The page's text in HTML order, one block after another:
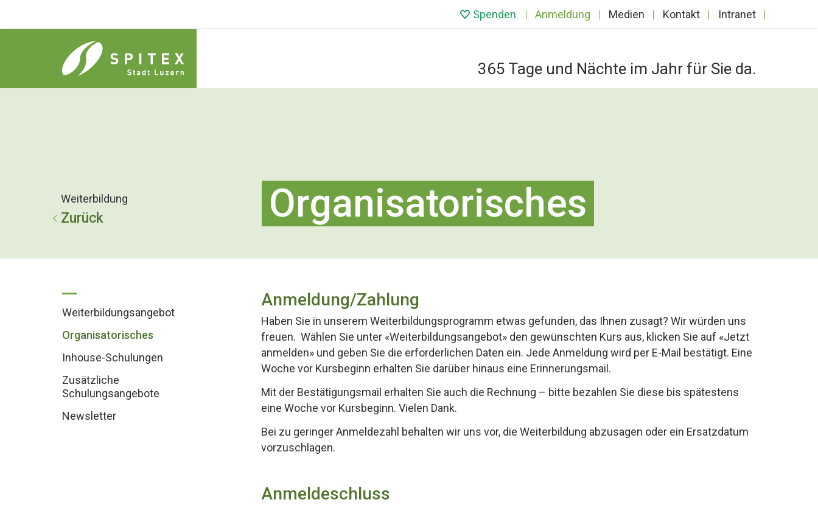
Spenden Anmeldung Medien Kontakt Intranet
365 Tage und Nächte im Jahr für Sie da.
Weiterbildung
Zurück Organisatorisches
Weiterbildungsangebot
Organisatorisches
Inhouse-Schulungen
Zusätzliche
Schulungsangebote
Newsletter
Anmeldung/Zahlung
Haben Sie in unserem Weiterbildungsprogramm etwas gefunden, das Ihnen zusagt? Wir würden uns
freuen. Wählen Sie unter «Weiterbildungsangebot» den gewünschten Kurs aus, klicken Sie auf «Jetzt
anmelden» und geben Sie die erforderlichen Daten ein. Jede Anmeldung wird per E-Mail bestätigt. Eine
Woche vor Kursbeginn erhalten Sie darüber hinaus eine Erinnerungsmail.
Mit der Bestätigungsmail erhalten Sie auch die Rechnung – bitte bezahlen Sie diese bis spätestens
eine Woche vor Kursbeginn. Vielen Dank.
Bei zu geringer Anmeldezahl behalten wir uns vor, die Weiterbildung abzusagen oder ein Ersatzdatum
vorzuschlagen.
Anmeldeschluss